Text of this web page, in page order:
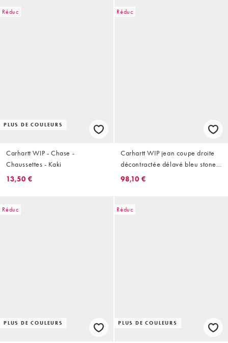
Réduc
PLUS DE COULEURS
Carhartt WIP - Chase -
Chaussettes - Kaki
13,50 €
Réduc
Carhartt WIP jean coupe droite
décontractée délavé bleu stone
wash
98,10 €
Réduc
PLUS DE COULEURS
Réduc
PLUS DE COULEURS